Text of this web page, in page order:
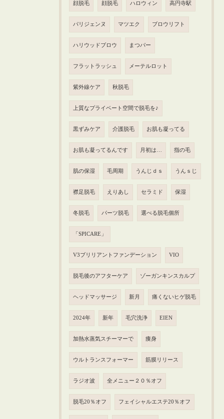
顔脱毛 顔脱毛 ハロウィン 高円寺駅
パリジェンヌ マツエク ブロウリフト
ハリウッドブロウ まつパー
フラットラッシュ メーテルロット
紫外線ケア 秋脱毛
上質なプライベート空間で脱毛を♪
黒ずみケア 介護脱毛 お肌も凝ってる
お肌も凝ってるんです 月初は… 指の毛
肌の保湿 毛周期 うんじｄｓ うんｓじ
襟足脱毛 えりあし セラミド 保湿
冬脱毛 パーツ脱毛 選べる脱毛個所
「SPICARE」
V3ブリリアントファンデーション VIO
脱毛後のアフターケア ゾーガンキンスカルプ
ヘッドマッサージ 新月 痛くないヒゲ脱毛
2024年 新年 毛穴洗浄 EIEN
加熱水蒸気スチーマーで 痩身
ウルトランスフォーマー 筋膜リリース
ラジオ波 全メニュー２０％オフ
脱毛20％オフ フェイシャルエステ20％オフ